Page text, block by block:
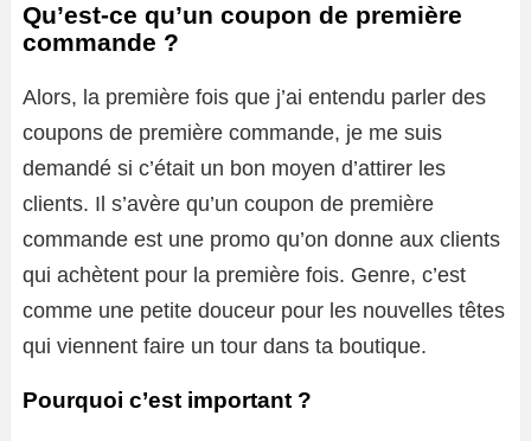
Qu’est-ce qu’un coupon de première
commande ?
Alors, la première fois que j’ai entendu parler des
coupons de première commande, je me suis
demandé si c’était un bon moyen d’attirer les
clients. Il s’avère qu’un coupon de première
commande est une promo qu’on donne aux clients
qui achètent pour la première fois. Genre, c’est
comme une petite douceur pour les nouvelles têtes
qui viennent faire un tour dans ta boutique.
Pourquoi c’est important ?